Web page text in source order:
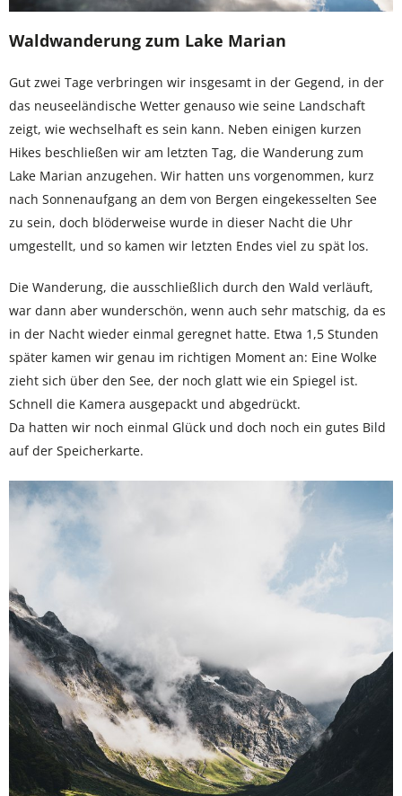
Waldwanderung zum Lake Marian
Gut zwei Tage verbringen wir insgesamt in der Gegend, in der
das neuseeländische Wetter genauso wie seine Landschaft
zeigt, wie wechselhaft es sein kann. Neben einigen kurzen
Hikes beschließen wir am letzten Tag, die Wanderung zum
Lake Marian anzugehen. Wir hatten uns vorgenommen, kurz
nach Sonnenaufgang an dem von Bergen eingekesselten See
zu sein, doch blöderweise wurde in dieser Nacht die Uhr
umgestellt, und so kamen wir letzten Endes viel zu spät los.
Die Wanderung, die ausschließlich durch den Wald verläuft,
war dann aber wunderschön, wenn auch sehr matschig, da es
in der Nacht wieder einmal geregnet hatte. Etwa 1,5 Stunden
später kamen wir genau im richtigen Moment an: Eine Wolke
zieht sich über den See, der noch glatt wie ein Spiegel ist.
Schnell die Kamera ausgepackt und abgedrückt.
Da hatten wir noch einmal Glück und doch noch ein gutes Bild
auf der Speicherkarte.